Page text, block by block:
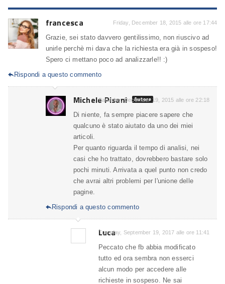
francesca Friday, December 18, 2015 alle ore 17:44
Grazie, sei stato davvero gentilissimo, non riuscivo ad
unirle perchè mi dava che la richiesta era già in sospeso!
Spero ci mettano poco ad analizzarle!! :)
Rispondi a questo commento
Michele Pisani Autore
Saturday, December 19, 2015 alle ore 22:18
Di niente, fa sempre piacere sapere che
qualcuno è stato aiutato da uno dei miei
articoli.
Per quanto riguarda il tempo di analisi, nei
casi che ho trattato, dovrebbero bastare solo
pochi minuti. Arrivata a quel punto non credo
che avrai altri problemi per l'unione delle
pagine.
Rispondi a questo commento
Luca
Tuesday, September 19, 2017 alle ore 11:41
Peccato che fb abbia modificato
tutto ed ora sembra non esserci
alcun modo per accedere alle
richieste in sospeso. Ne sai